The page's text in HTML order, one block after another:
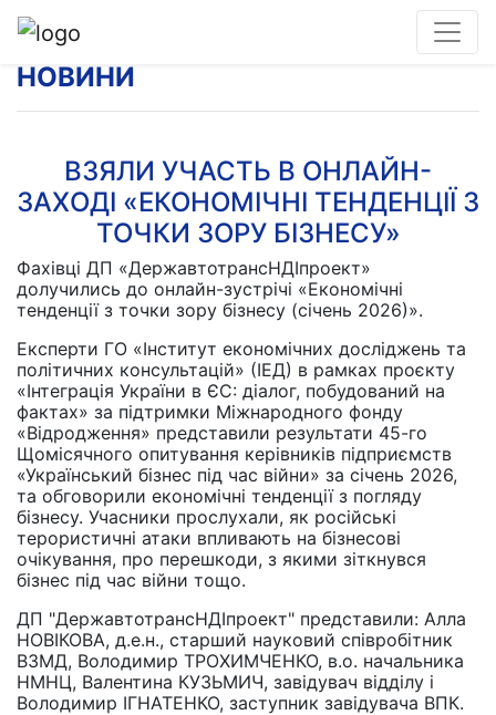
НОВИНИ
ВЗЯЛИ УЧАСТЬ В ОНЛАЙН-
ЗАХОДІ «ЕКОНОМІЧНІ ТЕНДЕНЦІЇ З
ТОЧКИ ЗОРУ БІЗНЕСУ»
Фахівці ДП «ДержавтотрансНДІпроект»
долучились до онлайн-зустрічі «Економічні
тенденції з точки зору бізнесу (січень 2026)».
Експерти ГО «Інститут економічних досліджень та
політичних консультацій» (ІЕД) в рамках проєкту
«Інтеграція України в ЄС: діалог, побудований на
фактах» за підтримки Міжнародного фонду
«Відродження» представили результати 45-го
Щомісячного опитування керівників підприємств
«Український бізнес під час війни» за січень 2026,
та обговорили економічні тенденції з погляду
бізнесу. Учасники прослухали, як російські
терористичні атаки впливають на бізнесові
очікування, про перешкоди, з якими зіткнувся
бізнес під час війни тощо.
ДП "ДержавтотрансНДІпроект" представили: Алла
НОВІКОВА, д.е.н., старший науковий співробітник
ВЗМД, Володимир ТРОХИМЧЕНКО, в.о. начальника
НМНЦ, Валентина КУЗЬМИЧ, завідувач відділу і
Володимир ІГНАТЕНКО, заступник завідувача ВПК.